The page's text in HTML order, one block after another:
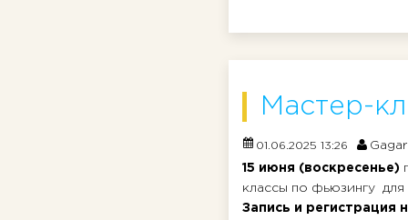
Мастер-
01.06.2025 13:26
15 июня (воскресенье)
классы по фьюзингу для
Запись и регистрация